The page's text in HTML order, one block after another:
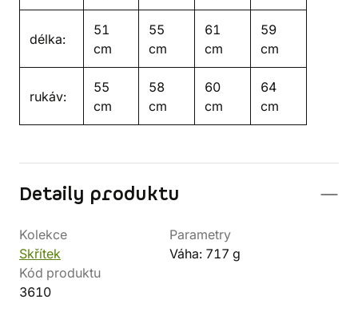
délka:
51
cm
55
cm
61
cm
59
cm
rukáv:
55
cm
58
cm
60
cm
64
cm
Detaily produktu
Kolekce
Skřítek
Parametry
Váha: 717 g
Kód produktu
3610